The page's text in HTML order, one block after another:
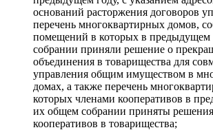
оснований расторжения договоров
перечень многоквартирных домов,
помещений в которых в предыдущем
собрании приняли решение о
объединения в товарищества для
управления общим имуществом в
домах, а также перечень
которых членами кооперативов в
их общем собрании приняты
кооперативов в товарищества;